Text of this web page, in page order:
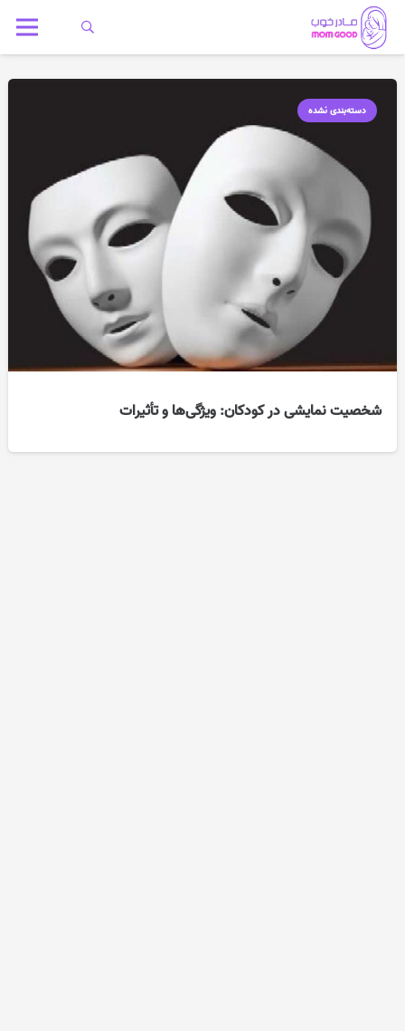
دسته‌بندی نشده
شخصیت نمایشی در کودکان: ویژگی‌ها و تأثیرات